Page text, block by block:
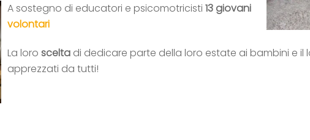
A sostegno di educatori e psicomotricisti 13 giovani
volontari
La loro scelta di dedicare parte della loro estate ai bambini e il
apprezzati da tutti!